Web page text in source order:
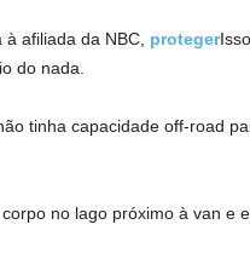
afiliada da NBC, proteger
do nada.
tinha capacidade off-road
no lago próximo à van e